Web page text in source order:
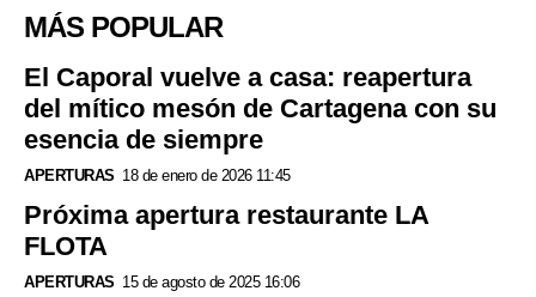
MÁS POPULAR
El Caporal vuelve a casa: reapertura
del mítico mesón de Cartagena con su
esencia de siempre
APERTURAS 18 de enero de 2026 11:45
Próxima apertura restaurante LA
FLOTA
APERTURAS 15 de agosto de 2025 16:06